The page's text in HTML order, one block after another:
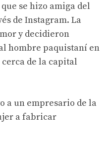
se hizo amiga del
de Instagram. La
y decidieron
hombre paquistaní en
de la capital
a un empresario de la
a fabricar